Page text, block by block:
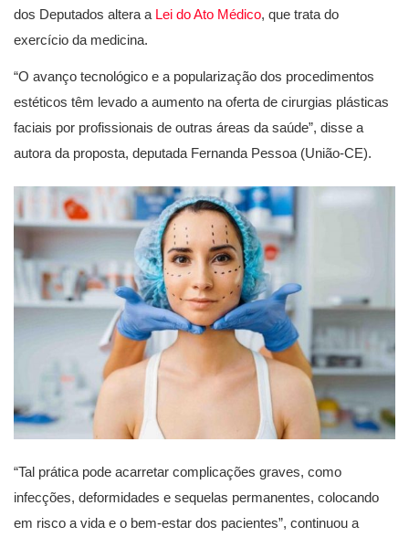
dos Deputados altera a Lei do Ato Médico, que trata do
exercício da medicina.
“O avanço tecnológico e a popularização dos procedimentos
estéticos têm levado a aumento na oferta de cirurgias plásticas
faciais por profissionais de outras áreas da saúde”, disse a
autora da proposta, deputada Fernanda Pessoa (União-CE).
“Tal prática pode acarretar complicações graves, como
infecções, deformidades e sequelas permanentes, colocando
em risco a vida e o bem-estar dos pacientes”, continuou a